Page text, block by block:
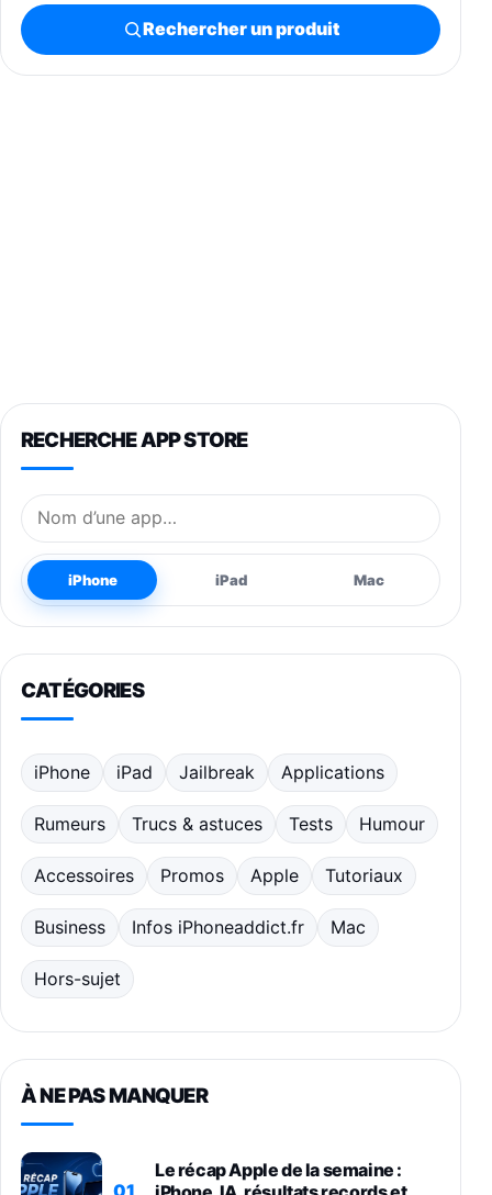
Rechercher un produit
RECHERCHE APP STORE
Nom de l’application
iPhone iPad Mac
CATÉGORIES
iPhone iPad Jailbreak Applications
Rumeurs Trucs & astuces Tests Humour
Accessoires Promos Apple Tutoriaux
Business Infos iPhoneaddict.fr Mac
Hors-sujet
À NE PAS MANQUER
Le récap Apple de la semaine :